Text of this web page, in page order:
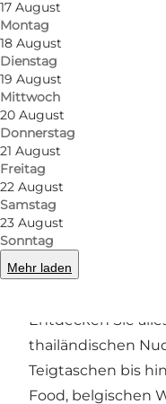
17 August
Montag
18 August
Dienstag
19 August
Mittwoch
20 August
Donnerstag
21 August
Freitag
22 August
Samstag
23 August
Sonntag
Mehr laden
Ein gemütliches
globalen Aromen
Die Markthalle
aus der ganzen
einzigartigen
stimmungsvollen
sind die
Mahlzeit und
Entdecken Sie
thailändischen
Teigtaschen bis
Food, belgischen